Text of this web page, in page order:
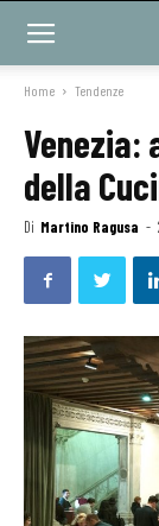
Home Tendenze
Venezia:
della
Di Martino Ragusa -